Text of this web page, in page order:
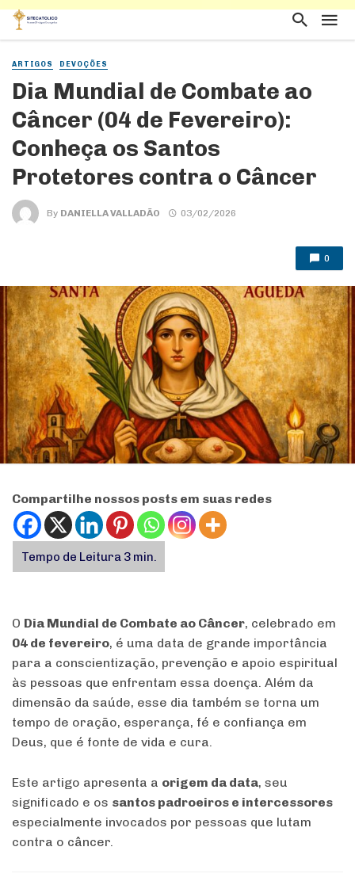
ARTIGOS DEVOÇÕES
Dia Mundial de Combate ao
Câncer (04 de Fevereiro):
Conheça os Santos
Protetores contra o Câncer
By DANIELLA VALLADÃO 03/02/2026
0
Compartilhe nossos posts em suas redes
O Dia Mundial de Combate ao Câncer, celebrado em
04 de fevereiro, é uma data de grande importância
para a conscientização, prevenção e apoio espiritual
às pessoas que enfrentam essa doença. Além da
dimensão da saúde, esse dia também se torna um
tempo de oração, esperança, fé e confiança em
Deus, que é fonte de vida e cura.
Este artigo apresenta a origem da data, seu
significado e os santos padroeiros e intercessores
especialmente invocados por pessoas que lutam
contra o câncer.